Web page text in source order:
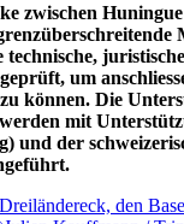
zwischen
um
können. Die
mit
und der